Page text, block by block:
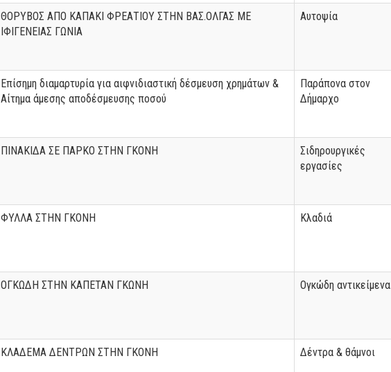
ΘΟΡΥΒΟΣ ΑΠΟ ΚΑΠΑΚΙ ΦΡΕΑΤΙΟΥ ΣΤΗΝ ΒΑΣ.ΟΛΓΑΣ ΜΕ
ΙΦΙΓΕΝΕΙΑΣ ΓΩΝΙΑ
Αυτοψία
Επίσημη διαμαρτυρία για αιφνιδιαστική δέσμευση χρημάτων &
Αίτημα άμεσης αποδέσμευσης ποσού
Παράπονα στον
Δήμαρχο
ΠΙΝΑΚΙΔΑ ΣΕ ΠΑΡΚΟ ΣΤΗΝ ΓΚΟΝΗ
Σιδηρουργικές
εργασίες
ΦΥΛΛΑ ΣΤΗΝ ΓΚΟΝΗ Κλαδιά
ΟΓΚΩΔΗ ΣΤΗΝ ΚΑΠΕΤΑΝ ΓΚΩΝΗ Ογκώδη αντικείμενα
ΚΛΑΔΕΜΑ ΔΕΝΤΡΩΝ ΣΤΗΝ ΓΚΟΝΗ Δέντρα & θάμνοι